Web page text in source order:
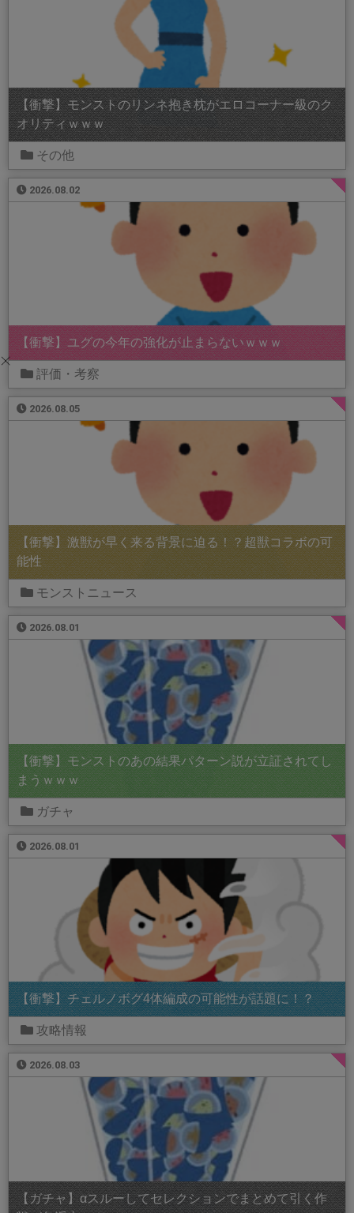
【衝撃】モンストのリンネ抱き枕がエロコーナー級のク
オリティｗｗｗ
その他
2026.08.02
【衝撃】ユグの今年の強化が止まらないｗｗｗ
評価・考察
2026.08.05
【衝撃】激獣が早く来る背景に迫る！？超獣コラボの可
能性
モンストニュース
2026.08.01
【衝撃】モンストのあの結果パターン説が立証されてし
まうｗｗｗ
ガチャ
2026.08.01
【衝撃】チェルノボグ4体編成の可能性が話題に！？
攻略情報
2026.08.03
【ガチャ】αスルーしてセレクションでまとめて引く作